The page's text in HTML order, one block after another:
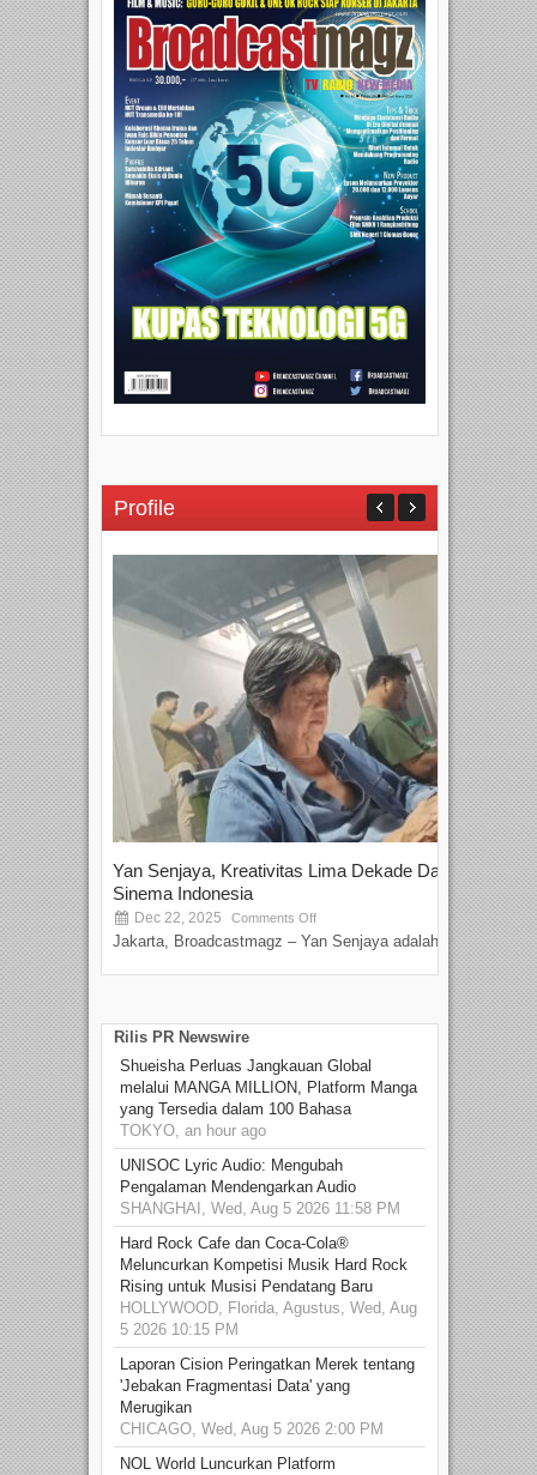
Profile
Yan Senjaya, Kreativitas Lima Dekade Dalam
Sinema Indonesia
Dec 22, 2025 Comments Off
Jakarta, Broadcastmagz – Yan Senjaya adalah...
Rilis PR Newswire
Shueisha Perluas Jangkauan Global
melalui MANGA MILLION, Platform Manga
yang Tersedia dalam 100 Bahasa
TOKYO, an hour ago
UNISOC Lyric Audio: Mengubah
Pengalaman Mendengarkan Audio
SHANGHAI, Wed, Aug 5 2026 11:58 PM
Hard Rock Cafe dan Coca-Cola®
Meluncurkan Kompetisi Musik Hard Rock
Rising untuk Musisi Pendatang Baru
HOLLYWOOD, Florida, Agustus, Wed, Aug
5 2026 10:15 PM
Laporan Cision Peringatkan Merek tentang
'Jebakan Fragmentasi Data' yang
Merugikan
CHICAGO, Wed, Aug 5 2026 2:00 PM
NOL World Luncurkan Platform